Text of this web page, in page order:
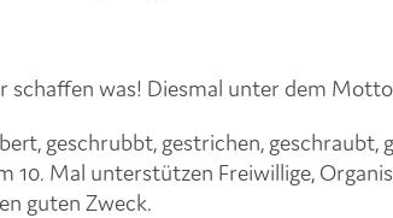
schaffen was! Diesmal unter dem Motto
geschrubbt, gestrichen,
10. Mal unterstützen Freiwillige,
guten Zweck.